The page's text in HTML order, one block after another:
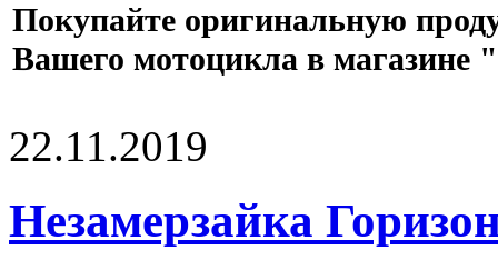
Покупайте оригинальную
Вашего мотоцикла в
22.11.2019
Незамерзайка